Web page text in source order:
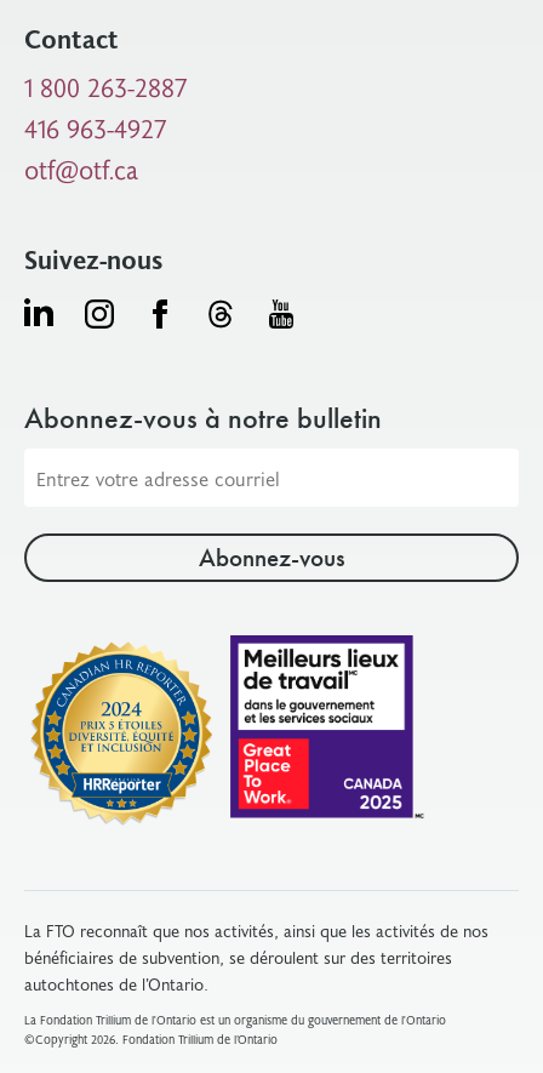
Contact
1 800 263-2887
416 963-4927
otf@otf.ca
Suivez-nous
Abonnez-vous à notre bulletin
La FTO reconnaît que nos activités, ainsi que les activités de nos
bénéficiaires de subvention, se déroulent sur des territoires
autochtones de l’Ontario.
La Fondation Trillium de l'Ontario est un organisme du gouvernement de l'Ontario
©Copyright 2026. Fondation Trillium de l’Ontario